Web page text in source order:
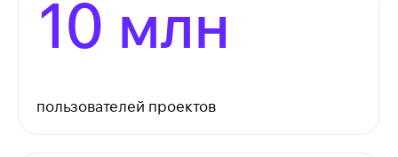
10 млн
пользователей проектов